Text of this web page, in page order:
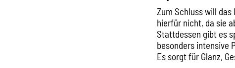
Zum Schluss will
hierfür nicht, da sie
Stattdessen gibt es
besonders intensive
Es sorgt für Glanz,